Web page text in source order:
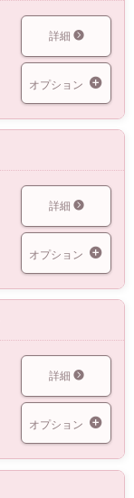
詳細
オプション
詳細
オプション
詳細
オプション